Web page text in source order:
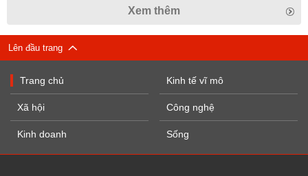
Xem thêm
Lên đầu trang
Trang chủ
Xã hội
Kinh doanh
Kinh tế vĩ mô
Công nghệ
Sống